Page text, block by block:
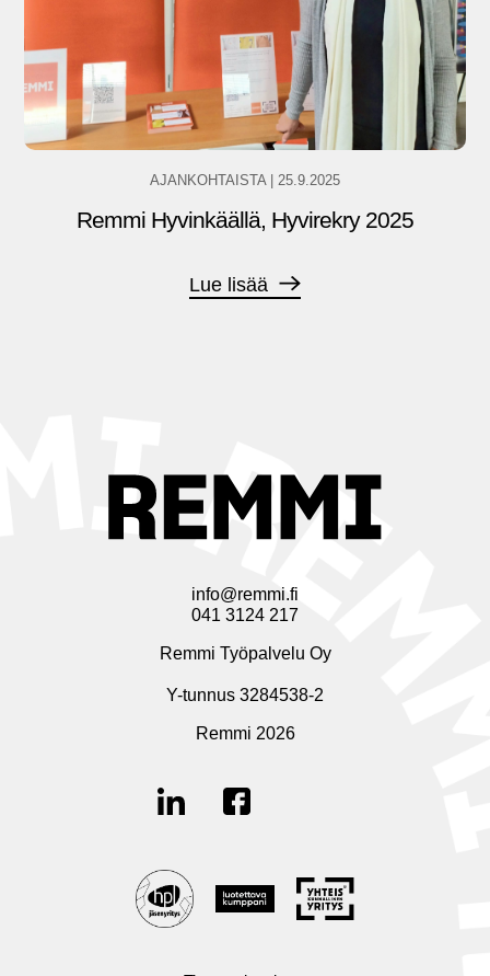
AJANKOHTAISTA 25.9.2025
Remmi Hyvinkäällä, Hyvirekry 2025
Lue lisää
info@remmi.fi
041 3124 217
Remmi Työpalvelu Oy
Y-tunnus 3284538-2
Remmi 2026